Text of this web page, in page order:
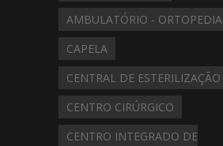
AMBULATÓRIO - ORTOPEDIA
CAPELA
CENTRAL DE ESTERILIZAÇÃO
CENTRO CIRÚRGICO
CENTRO INTEGRADO DE